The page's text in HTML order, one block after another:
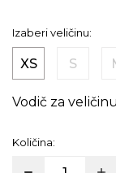
Izaberi veličinu:
XS S
Vodič za veličinu
Količina: